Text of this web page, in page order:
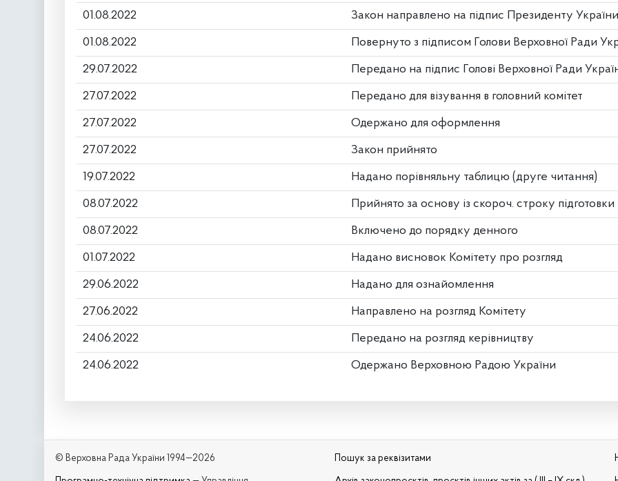
01.08.2022 Закон направлено на підпис Президенту України
01.08.2022 Повернуто з підписом Голови Верховної Ради
29.07.2022 Передано на підпис Голові Верховної Ради
27.07.2022 Передано для візування в головний комітет
27.07.2022 Одержано для оформлення
27.07.2022 Закон прийнято
19.07.2022 Надано порівняльну таблицю (друге читання)
08.07.2022 Прийнято за основу із скороч. строку підготовки
08.07.2022 Включено до порядку денного
01.07.2022 Надано висновок Комітету про розгляд
29.06.2022 Надано для ознайомлення
27.06.2022 Направлено на розгляд Комітету
24.06.2022 Передано на розгляд керівництву
24.06.2022 Одержано Верховною Радою України
© Верховна Рада України 1994—2026 Пошук за реквізитами